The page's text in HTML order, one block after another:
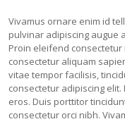
Vivamus ornare enim id
pulvinar adipiscing augue
Proin eleifend
consectetur aliquam
vitae tempor facilisis,
consectetur adipiscing
eros. Duis porttitor
consectetur orci nibh.